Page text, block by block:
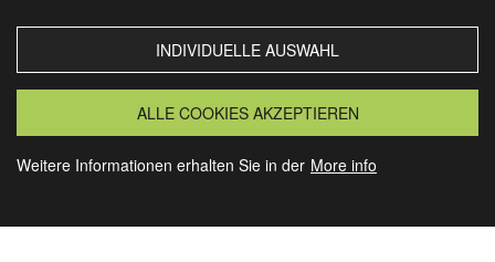
MORSBACH GRANSEE
INDIVIDUELLE AUSWAHL
ALLE COOKIES AKZEPTIEREN
Weitere Informationen erhalten Sie in der More info